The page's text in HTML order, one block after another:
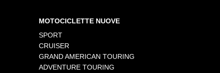
MOTOCICLETTE NUOVE
SPORT
CRUISER
GRAND AMERICAN TOURING
ADVENTURE TOURING